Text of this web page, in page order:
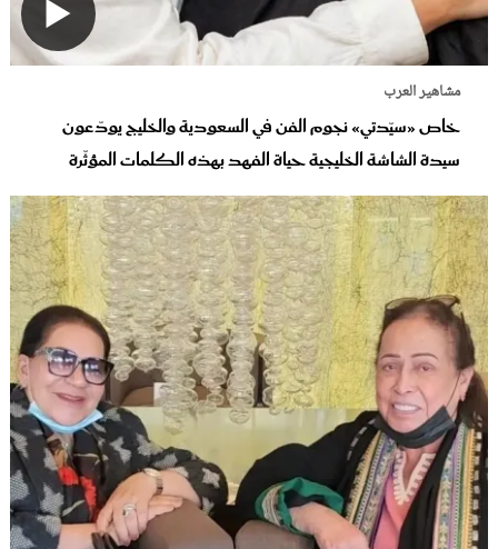
مشاهير العرب
خاص «سيّدتي» نجوم الفن في السعودية والخليج يودّعون
سيدة الشاشة الخليجية حياة الفهد بهذه الكلمات المؤثّرة